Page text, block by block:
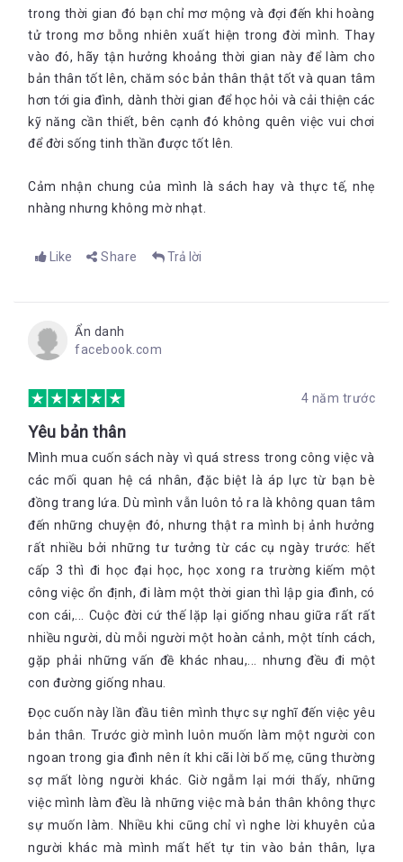
trong thời gian đó bạn chỉ mơ mộng và đợi đến khi hoàng
tử trong mơ bỗng nhiên xuất hiện trong đời mình. Thay
vào đó, hãy tận hưởng khoảng thời gian này để làm cho
bản thân tốt lên, chăm sóc bản thân thật tốt và quan tâm
hơn tới gia đình, dành thời gian để học hỏi và cải thiện các
kỹ năng cần thiết, bên cạnh đó không quên việc vui chơi
để đời sống tinh thần được tốt lên.
Cảm nhận chung của mình là sách hay và thực tế, nhẹ
nhàng nhưng không mờ nhạt.
Like Share Trả lời
Ẩn danh
facebook.com
4 năm trước
Yêu bản thân
Mình mua cuốn sách này vì quá stress trong công việc và
các mối quan hệ cá nhân, đặc biệt là áp lực từ bạn bè
đồng trang lứa. Dù mình vẫn luôn tỏ ra là không quan tâm
đến những chuyện đó, nhưng thật ra mình bị ảnh hưởng
rất nhiều bởi những tư tưởng từ các cụ ngày trước: hết
cấp 3 thì đi học đại học, học xong ra trường kiếm một
công việc ổn định, đi làm một thời gian thì lập gia đình, có
con cái,... Cuộc đời cứ thế lặp lại giống nhau giữa rất rất
nhiều người, dù mỗi người một hoàn cảnh, một tính cách,
gặp phải những vấn đề khác nhau,... nhưng đều đi một
con đường giống nhau.
Đọc cuốn này lần đầu tiên mình thực sự nghĩ đến việc yêu
bản thân. Trước giờ mình luôn muốn làm một người con
ngoan trong gia đình nên ít khi cãi lời bố mẹ, cũng thường
sợ mất lòng người khác. Giờ ngẫm lại mới thấy, những
việc mình làm đều là những việc mà bản thân không thực
sự muốn làm. Nhiều khi cũng chỉ vì nghe lời khuyên của
người khác mà mình mất hết tự tin vào bản thân, lựa